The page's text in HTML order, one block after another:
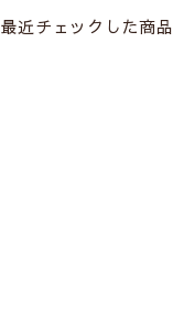
最近チェックした商品